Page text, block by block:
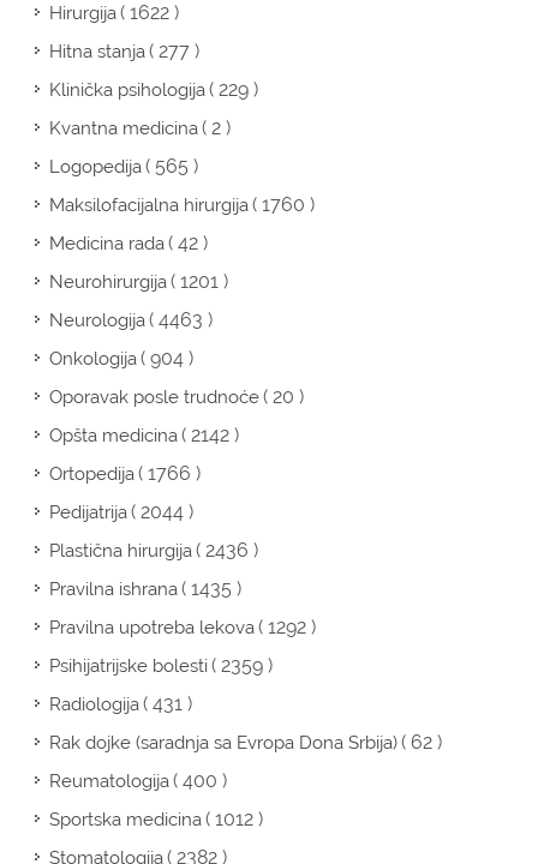
Hirurgija( 1622 )
Hitna stanja( 277 )
Klinička psihologija( 229 )
Kvantna medicina( 2 )
Logopedija( 565 )
Maksilofacijalna hirurgija( 1760 )
Medicina rada( 42 )
Neurohirurgija( 1201 )
Neurologija( 4463 )
Onkologija( 904 )
Oporavak posle trudnoće( 20 )
Opšta medicina( 2142 )
Ortopedija( 1766 )
Pedijatrija( 2044 )
Plastična hirurgija( 2436 )
Pravilna ishrana( 1435 )
Pravilna upotreba lekova( 1292 )
Psihijatrijske bolesti( 2359 )
Radiologija( 431 )
Rak dojke (saradnja sa Evropa Dona Srbija)( 62 )
Reumatologija( 400 )
Sportska medicina( 1012 )
Stomatologija( 2382 )